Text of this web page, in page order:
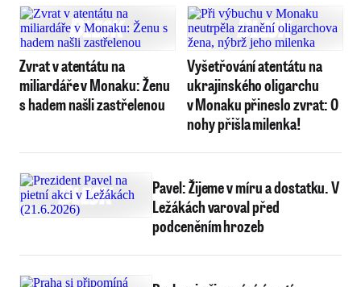
Zvrat v atentátu na
miliardáře v Monaku: Ženu
s hadem našli zastřelenou
Vyšetřování atentátu na
ukrajinského oligarchu
v Monaku přineslo zvrat: O
nohy přišla milenka!
Pavel: Žijeme v míru a dostatku. V
Ležákách varoval před
podceněním hrozeb